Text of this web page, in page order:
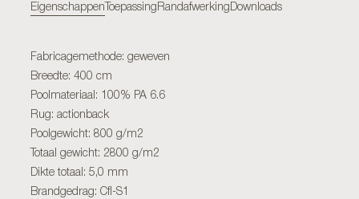
Eigenschappen Toepassing Randafwerking Downloads
Fabricagemethode: geweven
Breedte: 400 cm
Poolmateriaal: 100% PA 6.6
Rug: actionback
Poolgewicht: 800 g/m2
Totaal gewicht: 2800 g/m2
Dikte totaal: 5,0 mm
Brandgedrag: Cfl-S1